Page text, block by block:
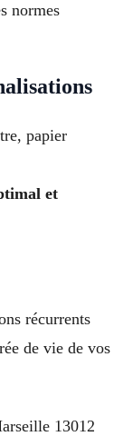
normes
papier
et
récurrents
de vie de vos
13012